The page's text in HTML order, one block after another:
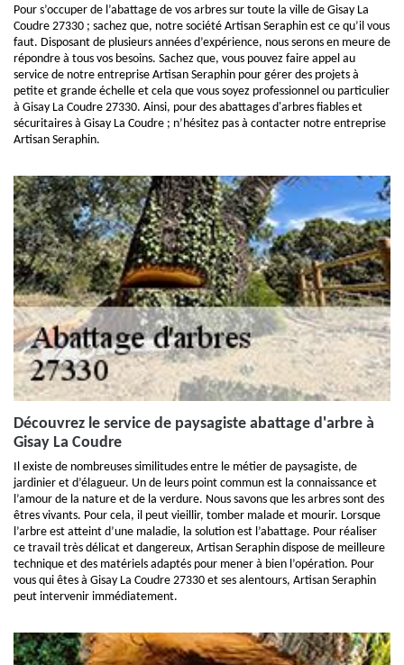
Pour s’occuper de l’abattage de vos arbres sur toute la ville de Gisay La
Coudre 27330 ; sachez que, notre société Artisan Seraphin est ce qu’il vous
faut. Disposant de plusieurs années d’expérience, nous serons en meure de
répondre à tous vos besoins. Sachez que, vous pouvez faire appel au
service de notre entreprise Artisan Seraphin pour gérer des projets à
petite et grande échelle et cela que vous soyez professionnel ou particulier
à Gisay La Coudre 27330. Ainsi, pour des abattages d'arbres fiables et
sécuritaires à Gisay La Coudre ; n’hésitez pas à contacter notre entreprise
Artisan Seraphin.
Découvrez le service de paysagiste abattage d'arbre à
Gisay La Coudre
Il existe de nombreuses similitudes entre le métier de paysagiste, de
jardinier et d’élagueur. Un de leurs point commun est la connaissance et
l’amour de la nature et de la verdure. Nous savons que les arbres sont des
êtres vivants. Pour cela, il peut vieillir, tomber malade et mourir. Lorsque
l’arbre est atteint d’une maladie, la solution est l’abattage. Pour réaliser
ce travail très délicat et dangereux, Artisan Seraphin dispose de meilleure
technique et des matériels adaptés pour mener à bien l’opération. Pour
vous qui êtes à Gisay La Coudre 27330 et ses alentours, Artisan Seraphin
peut intervenir immédiatement.